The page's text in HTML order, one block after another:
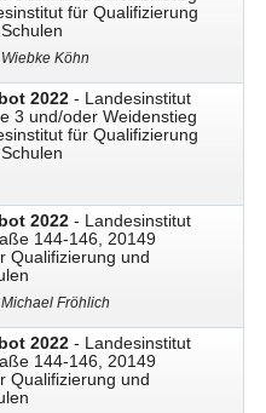
für Qualifizierung
Köhn
2022 - Landesinstitut
3 und/oder Weidenstieg
für Qualifizierung
2022 - Landesinstitut
144-146, 20149
Qualifizierung und
Fröhlich
2022 - Landesinstitut
144-146, 20149
Qualifizierung und